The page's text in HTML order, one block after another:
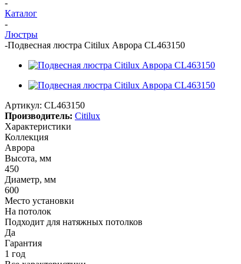
-
Каталог
-
Люстры
-Подвесная люстра Citilux Аврора CL463150
Артикул: CL463150
Производитель: Citilux
Характеристики
Коллекция
Аврора
Высота, мм
450
Диаметр, мм
600
Место установки
На потолок
Подходит для натяжных потолков
Да
Гарантия
1 год